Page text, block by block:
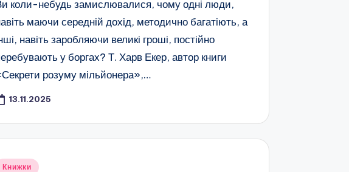
коли-небудь замислювалися, чому одні люди,
маючи середній дохід, методично багатіють, а
навіть заробляючи великі гроші, постійно
у боргах? Т. Харв Екер, автор книги
розуму мільйонера»,…
13.11.2025
Книжки